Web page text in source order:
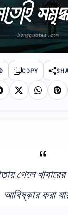
COPY
গেলে
আবিষ্কার করা